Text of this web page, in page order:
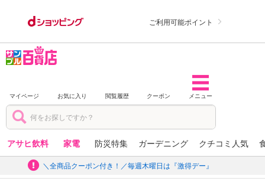
ご利用可能ポイント
マイページ お気に入り 閲覧履歴 クーポン メニュー
アサヒ飲料 家電 防災特集 ガーデニング クチコミ人気
＼全商品クーポン付き！／毎週木曜日は『激得デー』